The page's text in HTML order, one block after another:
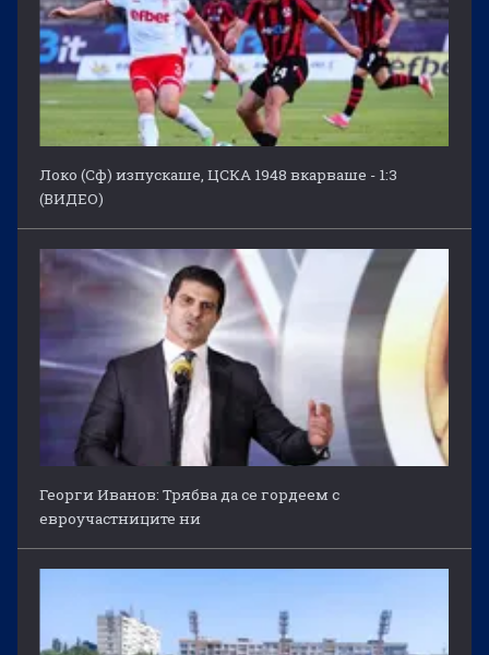
Локо (Сф) изпускаше, ЦСКА 1948 вкарваше - 1:3
(ВИДЕО)
Георги Иванов: Трябва да се гордеем с
евроучастниците ни